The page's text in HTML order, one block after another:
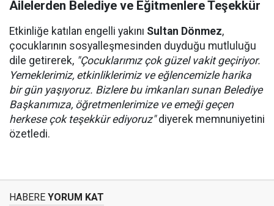
Ailelerden Belediye ve Eğitmenlere Teşekkür
Etkinliğe katılan engelli yakını Sultan Dönmez,
çocuklarının sosyalleşmesinden duyduğu mutluluğu
dile getirerek, "Çocuklarımız çok güzel vakit geçiriyor.
Yemeklerimiz, etkinliklerimiz ve eğlencemizle harika
bir gün yaşıyoruz. Bizlere bu imkanları sunan Belediye
Başkanımıza, öğretmenlerimize ve emeği geçen
herkese çok teşekkür ediyoruz"diyerek memnuniyetini
özetledi.
HABERE YORUM KAT